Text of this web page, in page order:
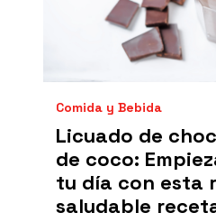
Comida y Bebida
Licuado de
de coco:
tu día con esta
saludable